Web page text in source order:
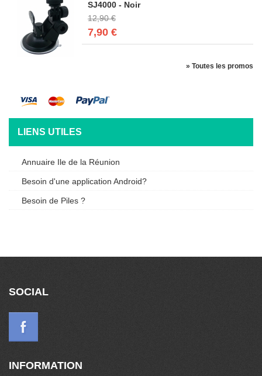
SJ4000 - Noir
12,90 €
7,90 €
» Toutes les promos
LIENS UTILES
Annuaire Ile de la Réunion
Besoin d'une application Android?
Besoin de Piles ?
SOCIAL
INFORMATION